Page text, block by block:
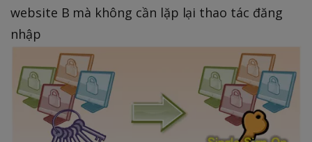
website B mà không cần lặp lại thao tác đăng
nhập